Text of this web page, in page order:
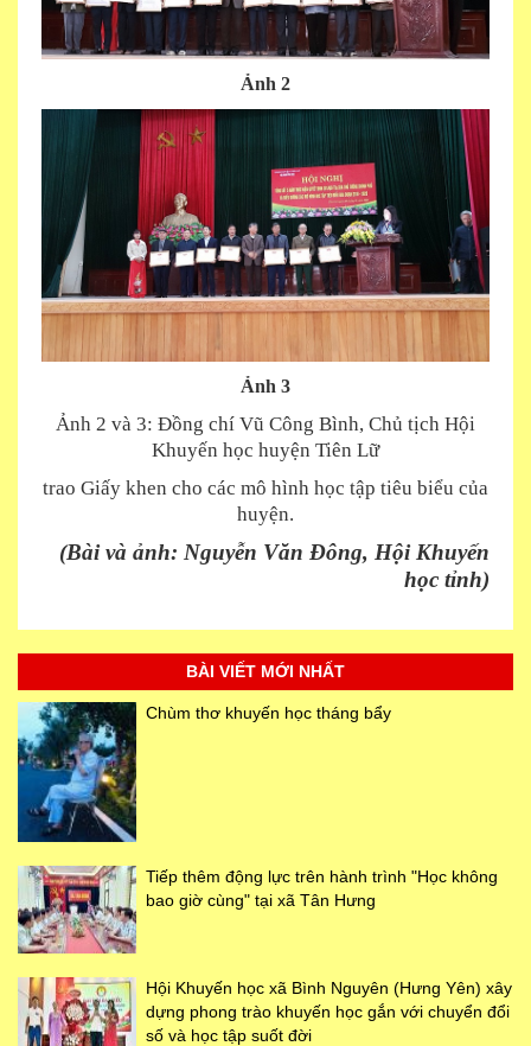
Ảnh 2
Ảnh 3
Ảnh 2 và 3: Đồng chí Vũ Công Bình, Chủ tịch Hội
Khuyến học huyện Tiên Lữ
trao Giấy khen cho các mô hình học tập tiêu biểu của
huyện.
(Bài và ảnh: Nguyễn Văn Đông, Hội Khuyến
học tỉnh)
BÀI VIẾT MỚI NHẤT
Chùm thơ khuyến học tháng bẩy
Tiếp thêm động lực trên hành trình "Học không
bao giờ cùng" tại xã Tân Hưng
Hội Khuyến học xã Bình Nguyên (Hưng Yên) xây
dựng phong trào khuyến học gắn với chuyển đổi
số và học tập suốt đời